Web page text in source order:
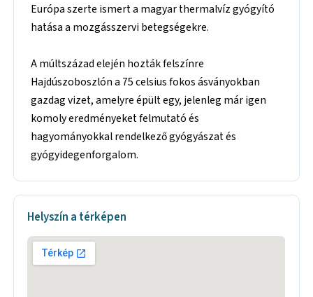
Európa szerte ismert a magyar thermalvíz gyógyító
hatása a mozgásszervi betegségekre.
A múltszázad elején hozták felszínre
Hajdúszoboszlón a 75 celsius fokos ásványokban
gazdag vizet, amelyre épült egy, jelenleg már igen
komoly eredményeket felmutató és
hagyományokkal rendelkező gyógyászat és
gyógyidegenforgalom.
Helyszín a térképen